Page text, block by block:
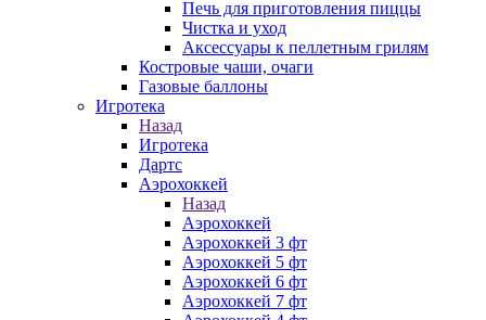
Печь для приготовления пиццы
Чистка и уход
Аксессуары к пеллетным грилям
Костровые чаши, очаги
Газовые баллоны
Игротека
Назад
Игротека
Дартс
Аэрохоккей
Назад
Аэрохоккей
Аэрохоккей 3 фт
Аэрохоккей 5 фт
Аэрохоккей 6 фт
Аэрохоккей 7 фт